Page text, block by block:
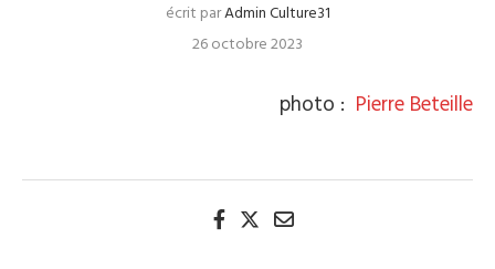
écrit parAdmin Culture31
26 octobre 2023
photo : Pierre Beteille